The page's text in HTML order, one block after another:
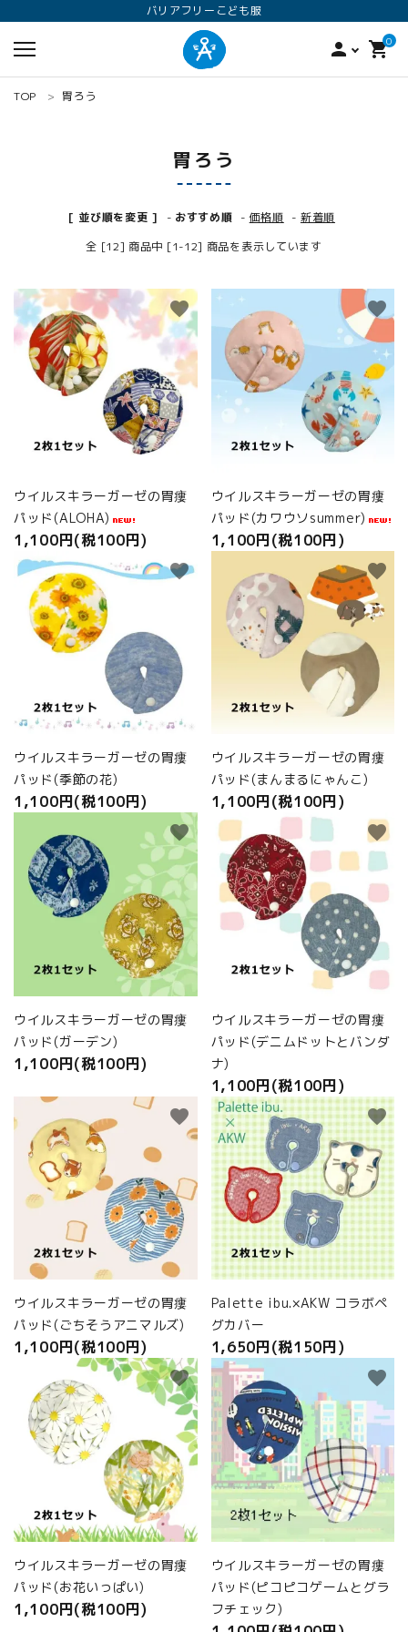
バリアフリーこども服
person 0
shopping_cart
ロンパース オプション加工 160
ANGEL KIDS WEARのこだわり
商品カテゴリから選ぶ
meeting_room ログイン 新規会員登録
TOP 胃ろう
胃ろう
[ 並び順を変更 ] - おすすめ順 -価格順 - 新着順
全 [12] 商品中 [1-12] 商品を表示しています
ウイルスキラーガーゼの胃瘻
パッド(ALOHA)
1,100円(税100円)
favorite
ウイルスキラーガーゼの胃瘻
パッド(カワウソsummer)
1,100円(税100円)
favorite
ウイルスキラーガーゼの胃瘻
パッド(季節の花)
1,100円(税100円)
favorite
ウイルスキラーガーゼの胃瘻
パッド(まんまるにゃんこ)
1,100円(税100円)
favorite
ウイルスキラーガーゼの胃瘻
パッド(ガーデン)
1,100円(税100円)
favorite
ウイルスキラーガーゼの胃瘻
パッド(デニムドットとバンダ
ナ)
1,100円(税100円)
favorite
ウイルスキラーガーゼの胃瘻
パッド(ごちそうアニマルズ)
1,100円(税100円)
favorite
Palette ibu.×AKW コラボペ
グカバー
1,650円(税150円)
favorite
ウイルスキラーガーゼの胃瘻
パッド(お花いっぱい)
1,100円(税100円)
favorite
ウイルスキラーガーゼの胃瘻
パッド(ピコピコゲームとグラ
フチェック)
favorite